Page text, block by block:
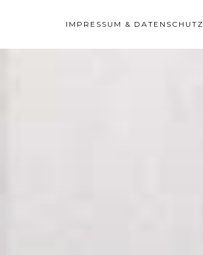
IMPRESSUM & DATENSCHUTZ